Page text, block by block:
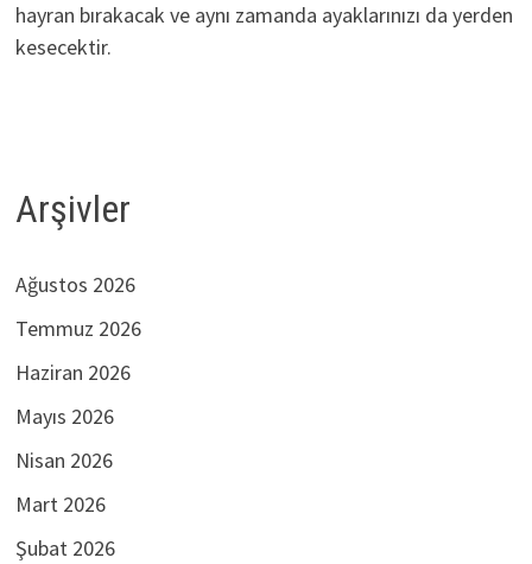
hayran bırakacak ve aynı zamanda ayaklarınızı da yerden
kesecektir.
Arşivler
Ağustos 2026
Temmuz 2026
Haziran 2026
Mayıs 2026
Nisan 2026
Mart 2026
Şubat 2026